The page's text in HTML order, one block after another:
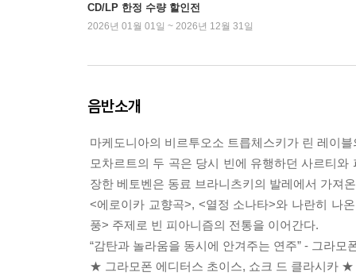
CD/LP 한정 수량 할인전
2026년 01월 01일 ~ 2026년 12월 31일
음반소개
마케도니아의 비르투오소 트릅체스키가 린 레이
모차르트의 두 곡은 당시 빈에 유행하던 사르티
장한 베토벤은 동료 브라니츠키의 발레에서 가져
<에로이카 교향곡>, <열정 소나타>와 나란히 나
풍> 주제로 빈 피아니즘의 전통을 이어간다.
“감탄과 놀라움을 동시에 안겨주는 연주” - 그라모
★ 그라모폰 에디터스 초이스, 쇼크 드 클라시카 ★